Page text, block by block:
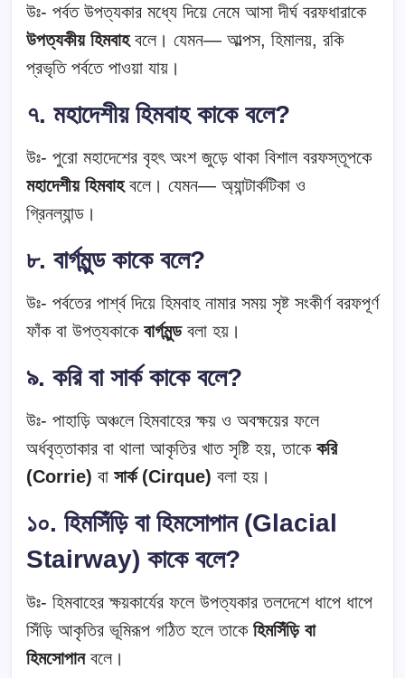
উঃ- পর্বত উপত্যকার মধ্যে দিয়ে নেমে আসা দীর্ঘ বরফধারাকে
উপত্যকীয় হিমবাহবলে। যেমন— আল্পস, হিমালয়, রকি
প্রভৃতি পর্বতে পাওয়া যায়।
৭. মহাদেশীয় হিমবাহ কাকে বলে?
উঃ- পুরো মহাদেশের বৃহৎ অংশ জুড়ে থাকা বিশাল বরফস্তূপকে
মহাদেশীয় হিমবাহবলে। যেমন— অ্যান্টার্কটিকা ও
গ্রিনল্যান্ড।
৮. বার্গমুন্ড কাকে বলে?
উঃ- পর্বতের পার্শ্ব দিয়ে হিমবাহ নামার সময় সৃষ্ট সংকীর্ণ বরফপূর্ণ
ফাঁক বা উপত্যকাকে বার্গমুন্ডবলা হয়।
৯. করি বা সার্ক কাকে বলে?
উঃ- পাহাড়ি অঞ্চলে হিমবাহের ক্ষয় ও অবক্ষয়ের ফলে
অর্ধবৃত্তাকার বা থালা আকৃতির খাত সৃষ্টি হয়, তাকে করি
(Corrie) বা সার্ক (Cirque) বলা হয়।
১০. হিমসিঁড়ি বা হিমসোপান (Glacial
Stairway) কাকে বলে?
উঃ- হিমবাহের ক্ষয়কার্যের ফলে উপত্যকার তলদেশে ধাপে ধাপে
সিঁড়ি আকৃতির ভূমিরূপ গঠিত হলে তাকে হিমসিঁড়ি বা
হিমসোপানবলে।